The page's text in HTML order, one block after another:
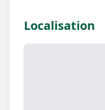
Localisation